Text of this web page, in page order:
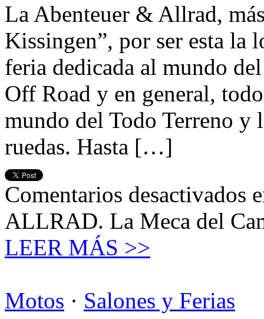
La Abenteuer & Allrad,
Kissingen”, por ser esta la
feria dedicada al mundo
Off Road y en general,
mundo del Todo Terreno y
ruedas. Hasta […]
Comentarios desactivados
ALLRAD. La Meca del
LEER MÁS >>
Motos · Salones y Ferias